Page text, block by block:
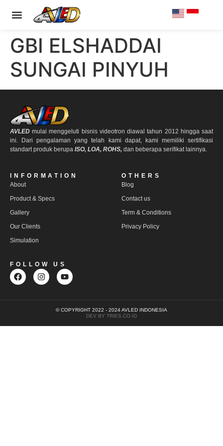
GBI ELSHADDAI
SUNGAI PINYUH
AVLED mulai menggeluti bisnis videotron diawal tahun 2012 hingga saat
ini. Dari pengalaman yang telah kami dapat, kami memiliki sertifikasi
standart produk berupa ISO, LOA, ROHS, dan beberapa serifikat lainnya.
INFORMATION
About
Product & Specs
Gallery
Our Clients
Simulation
OTHERS
Blog
Contact us
Term & Conditions
Privacy Policy
FOLLOW US
© COPYRIGHT 2022 - 2024 AVLED INDONESIA
DEV BY TRIES.CO.ID